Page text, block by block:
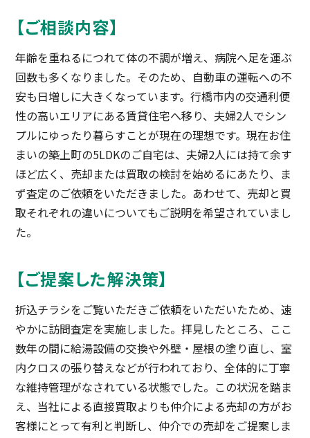
【ご相談内容】
年齢を重ねるにつれて体の不調が増え、病院へ足を運ぶ
回数も多くなりました。そのため、自動車の運転への不
安も日増しに大きくなっています。行橋市内の交通利便
性の高いエリアにある賃貸住宅へ移り、夫婦2人でシン
プルにゆったり暮らすことが現在の理想です。現在お住
まいの築上町の5LDKのご自宅は、夫婦2人には持て余す
ほど広く、売却または買取の検討を始めるにあたり、ま
ず査定のご依頼をいただきました。あわせて、売却と買
取それぞれの違いについてもご説明を希望されていまし
た。
【ご提案した解決策】
折込チラシをご覧いただきご依頼をいただいたため、速
やかに訪問査定を実施しました。拝見したところ、ここ
数年の間に給湯設備の交換や外壁・屋根の塗り直し、室
内クロスの張り替えなどが行われており、全体的に丁寧
な維持管理がなされている状態でした。この状況を踏ま
え、当社による直接買取よりも仲介による売却の方がお
客様にとって有利と判断し、仲介での売却をご提案しま